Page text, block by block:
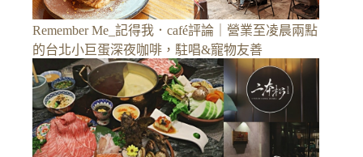
Remember Me_記得我．café評論｜營業至凌晨兩點
的台北小巨蛋深夜咖啡，駐唱&寵物友善